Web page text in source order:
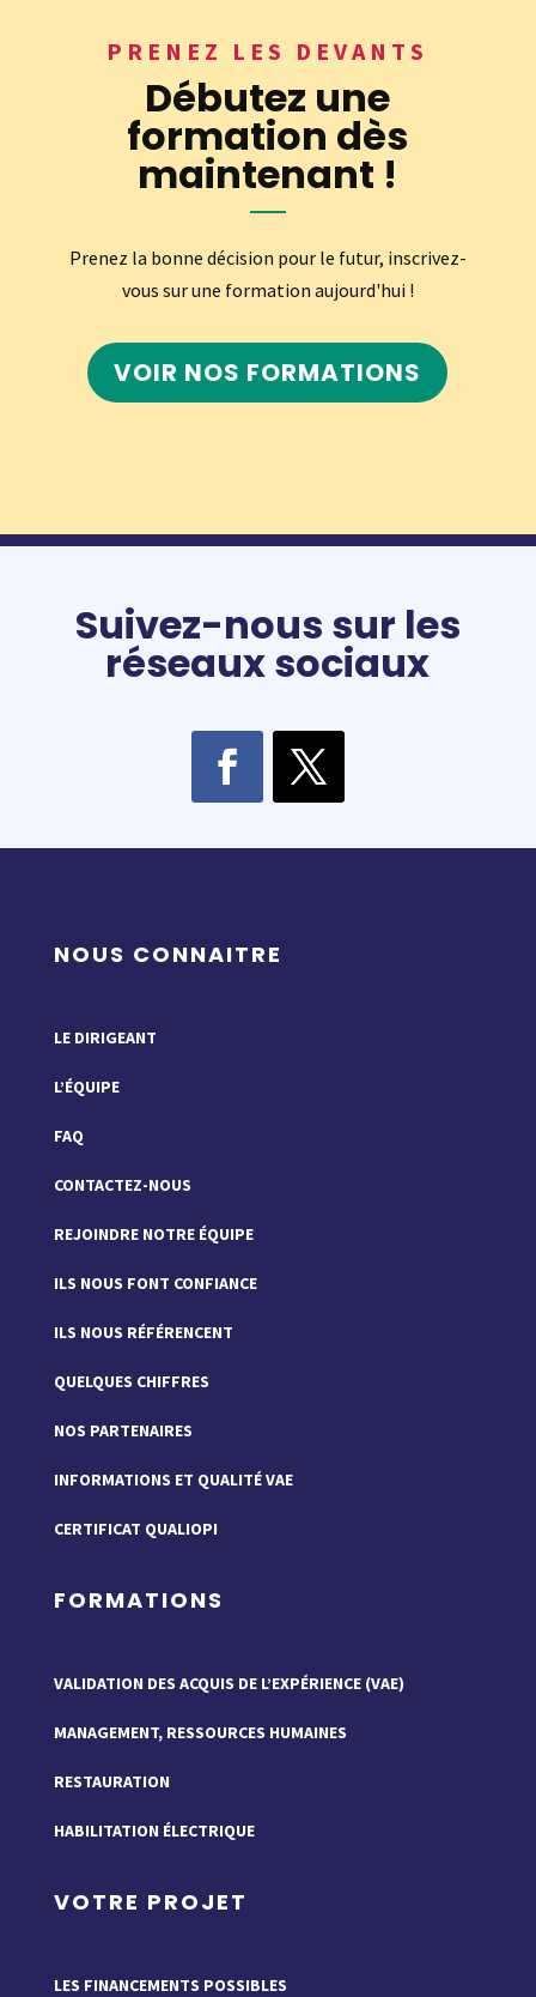
PRENEZ LES DEVANTS
Débutez une
formation dès
maintenant !
Prenez la bonne décision pour le futur, inscrivez-
vous sur une formation aujourd'hui !
VOIR NOS FORMATIONS
Suivez-nous sur les
réseaux sociaux
NOUS CONNAITRE
LE DIRIGEANT
L’ÉQUIPE
FAQ
CONTACTEZ-NOUS
REJOINDRE NOTRE ÉQUIPE
ILS NOUS FONT CONFIANCE
ILS NOUS RÉFÉRENCENT
QUELQUES CHIFFRES
NOS PARTENAIRES
INFORMATIONS ET QUALITÉ VAE
CERTIFICAT QUALIOPI
FORMATIONS
VALIDATION DES ACQUIS DE L’EXPÉRIENCE (VAE)
MANAGEMENT, RESSOURCES HUMAINES
RESTAURATION
HABILITATION ÉLECTRIQUE
VOTRE PROJET
LES FINANCEMENTS POSSIBLES